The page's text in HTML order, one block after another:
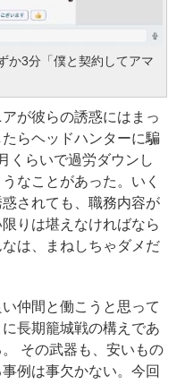
か3分「僕と契約してアマ
が彼らの誘惑にはまっ
らヘッドハンターに騙
くらいで過労ダウンし
なことがあった。いく
されても、職務内容が
りは堪えなければなら
は、まねしちゃダメだ
仲間と働こうと思って
長期籠城戦の構えであ
その武器も、安いもの
例は事欠かない。今回